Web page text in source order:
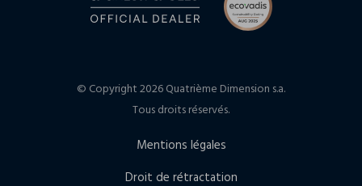
© Copyright 2026 Quatrième Dimension s.a.
Tous droits réservés.
Mentions légales
Droit de rétractation